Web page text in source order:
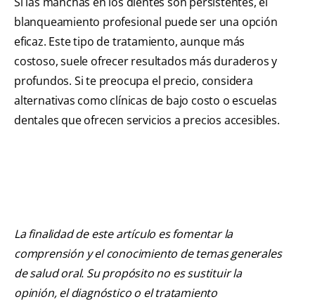
blanqueamiento profesional puede ser una opción
eficaz. Este tipo de tratamiento, aunque más
costoso, suele ofrecer resultados más duraderos y
profundos. Si te preocupa el precio, considera
alternativas como clínicas de bajo costo o escuelas
dentales que ofrecen servicios a precios accesibles.
La finalidad de este artículo es fomentar la
comprensión y el conocimiento de temas generales
de salud oral. Su propósito no es sustituir la
opinión, el diagnóstico o el tratamiento